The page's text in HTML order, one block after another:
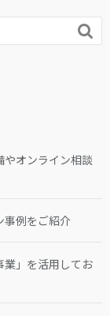

やオンライン相談
事例をご紹介
業」を活用してお